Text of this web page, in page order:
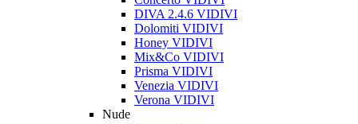
DIVA 2.4.6 VIDIVI
Dolomiti VIDIVI
Honey VIDIVI
Mix&Co VIDIVI
Prisma VIDIVI
Venezia VIDIVI
Verona VIDIVI
Nude